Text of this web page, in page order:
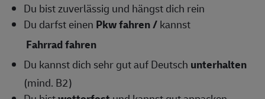
Du bist zuverlässig und hängst dich rein
Du darfst einen Pkw fahren /kannst
Fahrrad fahren
Du kannst dich sehr gut auf Deutsch unterhalten
(mind. B2)